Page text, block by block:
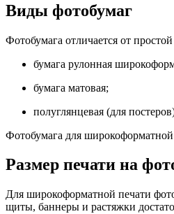
Виды фотобумаг
Фотобумага отличается от
бумага рулонная
бумага матовая;
полуглянцевая (для
Фотобумага для широкоформатной
Размер печати на
Для широкоформатной печати
щиты, баннеры и растяжки